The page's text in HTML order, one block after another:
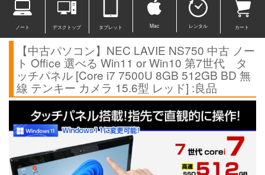
ノート デスクトップ タブレット Mac レンタル カート
【中古パソコン】NEC LAVIE NS750 中古 ノー
ト Office 選べる Win11 or Win10 第7世代 タ
ッチパネル [Core i7 7500U 8GB 512GB BD 無
線 テンキー カメラ 15.6型 レッド] :良品